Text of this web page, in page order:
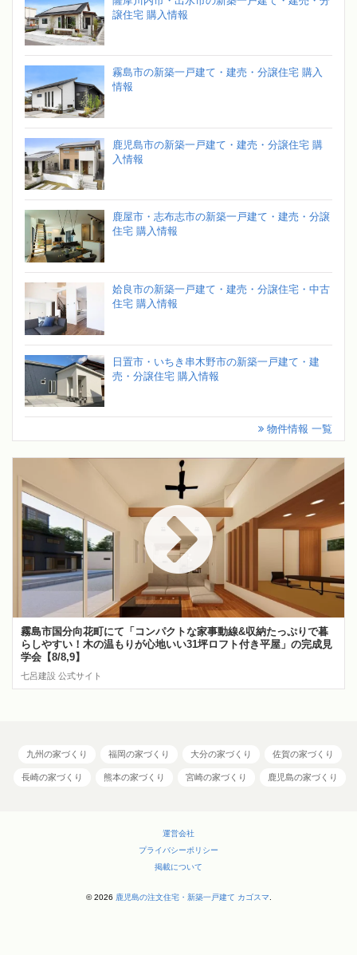
譲住宅 購入情報
霧島市の新築一戸建て・建売・分譲住宅 購入
情報
鹿児島市の新築一戸建て・建売・分譲住宅 購
入情報
鹿屋市・志布志市の新築一戸建て・建売・分譲
住宅 購入情報
姶良市の新築一戸建て・建売・分譲住宅・中古
住宅 購入情報
日置市・いちき串木野市の新築一戸建て・建
売・分譲住宅 購入情報
物件情報 一覧
霧島市国分向花町にて「コンパクトな家事動線&収納たっぷりで暮
らしやすい！木の温もりが心地いい31坪ロフト付き平屋」の完成見
学会【8/8,9】
七呂建設 公式サイト
九州の家づくり 福岡の家づくり 大分の家づくり 佐賀の家づくり
長崎の家づくり 熊本の家づくり 宮崎の家づくり 鹿児島の家づくり
運営会社
プライバシーポリシー
掲載について
© 2026 鹿児島の注文住宅・新築一戸建て カゴスマ.